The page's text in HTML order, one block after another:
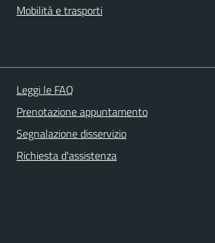
Mobilità e trasporti
Leggi le FAQ
Prenotazione appuntamento
Segnalazione disservizio
Richiesta d'assistenza